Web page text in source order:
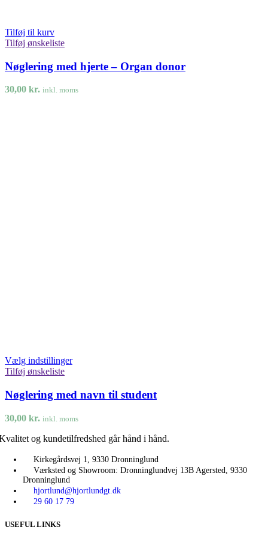
Tilføj til kurv
Tilføj ønskeliste
Nøglering med hjerte – Organ donor
30,00 kr. inkl. moms
Vælg indstillinger
Tilføj ønskeliste
Nøglering med navn til student
30,00 kr. inkl. moms
og kundetilfredshed går hånd i hånd.
Kirkegårdsvej 1, 9330 Dronninglund
Værksted og Showroom: Dronninglundvej 13B Agersted, 9330
Dronninglund
hjortlund@hjortlundgt.dk
29 60 17 79
USEFUL LINKS